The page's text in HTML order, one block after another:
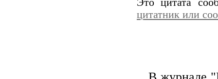
Это цитата
цитатник или